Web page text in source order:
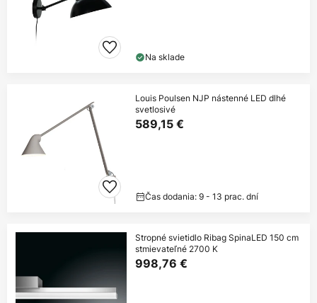
Na sklade
Louis Poulsen NJP nástenné LED dlhé
svetlosivé
589,15 €
Čas dodania: 9 - 13 prac. dní
Stropné svietidlo Ribag SpinaLED 150 cm
stmievateľné 2700 K
998,76 €